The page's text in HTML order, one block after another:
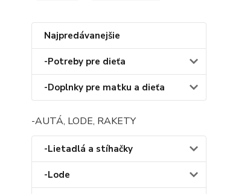
Najpredávanejšie
-Potreby pre dieťa
-Doplnky pre matku a dieťa
-AUTÁ, LODE, RAKETY
-Lietadlá a stíhačky
-Lode